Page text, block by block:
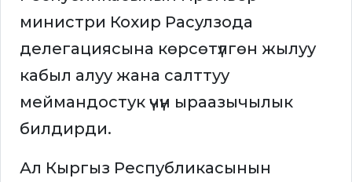
министри Кохир Расулзода
делегациясына көрсөтүлгөн жылуу
кабыл алуу жана салттуу
меймандостук үчүн ыраазычылык
билдирди.
Ал Кыргыз Республикасынын